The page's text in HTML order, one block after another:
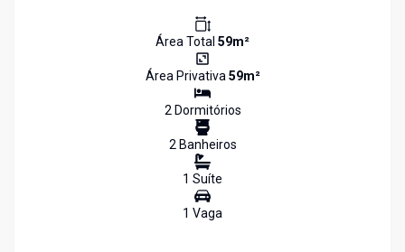
Área Total 59m²
Área Privativa59m²
2Dormitórios
2Banheiros
1 Suíte
1 Vaga